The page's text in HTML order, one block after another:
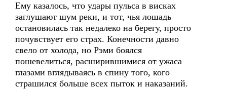
Ему казалось, что удары пульса в висках
заглушают шум реки, и тот, чья лошадь
остановилась так недалеко на берегу, просто
почувствует его страх. Конечности давно
свело от холода, но Рэми боялся
пошевелиться, расширившимися от ужаса
глазами вглядываясь в спину того, кого
страшился больше всех пыток и наказаний.